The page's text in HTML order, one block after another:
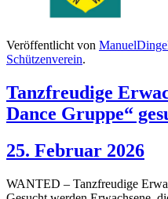
Veröffentlicht von
Schützenverein.
Tanzfreudige
Dance Gruppe“
25. Februar 2026
WANTED – Tanzfreudige